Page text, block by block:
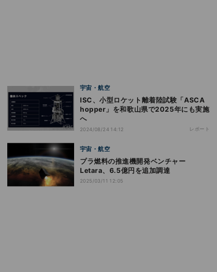
宇宙・航空
ISC、小型ロケット離着陸試験「ASCA
hopper」を和歌山県で2025年にも実施
へ
2024/08/24 14:12 レポート
宇宙・航空
プラ燃料の推進機開発ベンチャー
Letara、6.5億円を追加調達
2025/03/11 12:05